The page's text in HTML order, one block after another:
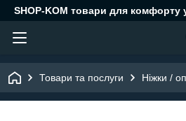
SHOP-KOM товари для комфорту
Товари та послуги Ніжки /